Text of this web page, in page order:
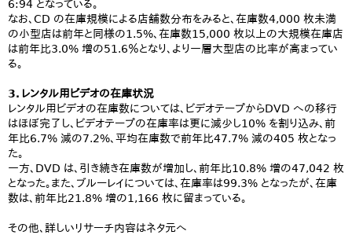
6:94 となっている。
なお、CD の在庫規模による店舗数分布をみると、在庫数4,000 枚未満
の小型店は前年と同様の1.5%、在庫数15,000 枚以上の大規模在庫店
は前年比3.0% 増の51.6％となり、より一層大型店の比率が高まってい
る。
3．レンタル用ビデオの在庫状況
レンタル用ビデオの在庫数については、ビデオテープからDVD への移行
はほぼ完了し、ビデオテープの在庫率は更に減少し10% を割り込み、前
年比6.7% 減の7.2%、平均在庫数で前年比47.7% 減の405 枚となっ
た。
一方、DVD は、引き続き在庫数が増加し、前年比10.8% 増の47,042 枚
となった。また、ブルーレイについては、在庫率は99.3% となったが、在庫
数は、前年比21.8% 増の1,166 枚に留まっている。
その他、詳しいリサーチ内容はネタ元へ